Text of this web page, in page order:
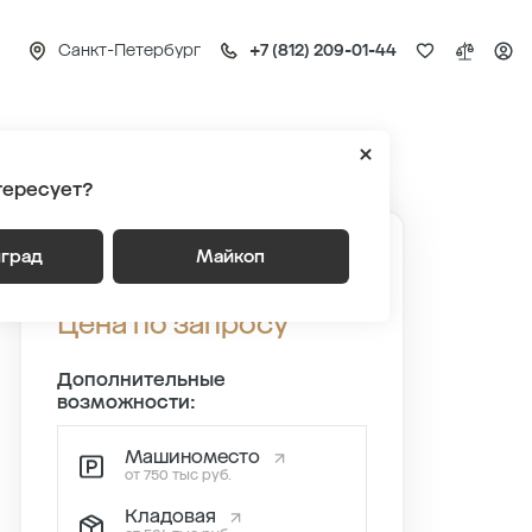
Санкт-Петербург +7 (812) 209-01-44
Майкоп
Квартира №530
Цена по запросу
Дополнительные
возможности:
Машиноместо
от 750 тыс руб.
Кладовая